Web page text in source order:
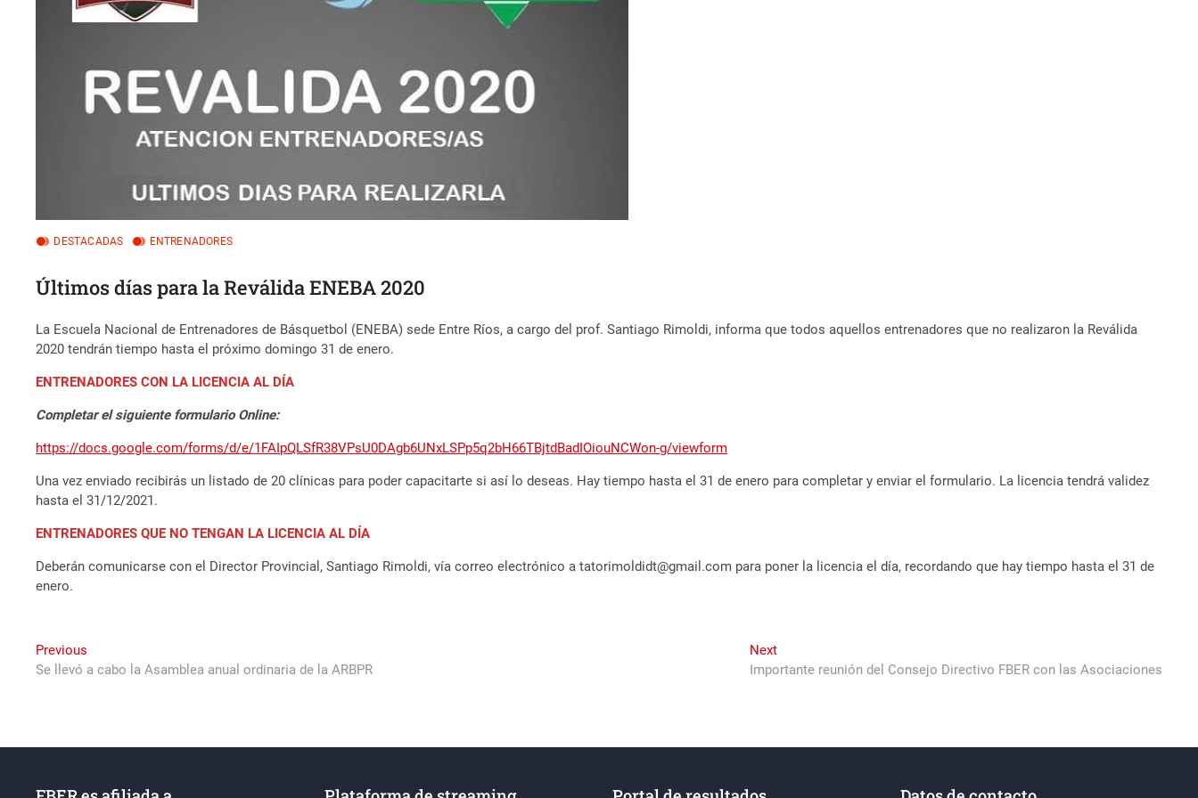
DESTACADAS ENTRENADORES
Últimos días para la Reválida ENEBA 2020
La Escuela Nacional de Entrenadores de Básquetbol (ENEBA) sede Entre Ríos, a cargo del prof. Santiago Rimoldi, informa que todos aquellos entrenadores que no realizaron la Reválida
2020 tendrán tiempo hasta el próximo domingo 31 de enero.
ENTRENADORES CON LA LICENCIA AL DÍA
Completar el siguiente formulario Online:
https://docs.google.com/forms/d/e/1FAIpQLSfR38VPsU0DAgb6UNxLSPp5q2bH66TBjtdBadIOiouNCWon-g/viewform
Una vez enviado recibirás un listado de 20 clínicas para poder capacitarte si así lo deseas. Hay tiempo hasta el 31 de enero para completar y enviar el formulario. La licencia tendrá validez
hasta el 31/12/2021.
ENTRENADORES QUE NO TENGAN LA LICENCIA AL DÍA
Deberán comunicarse con el Director Provincial, Santiago Rimoldi, vía correo electrónico a tatorimoldidt@gmail.com para poner la licencia el día, recordando que hay tiempo hasta el 31 de
enero.
Navegación
de
Previous
post:
Se llevó a cabo la Asamblea anual ordinaria de la ARBPR
NextNext
post:
Importante reunión del Consejo Directivo FBER con las Asociaciones